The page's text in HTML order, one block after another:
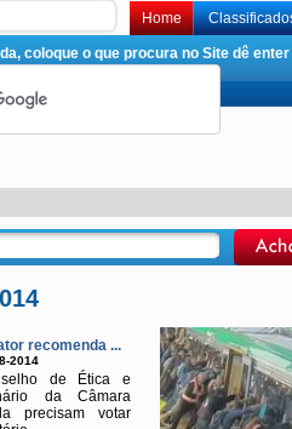
Home
coloque o que procura no Site dê
recomenda ...
2014
de Ética e
da Câmara
precisam votar